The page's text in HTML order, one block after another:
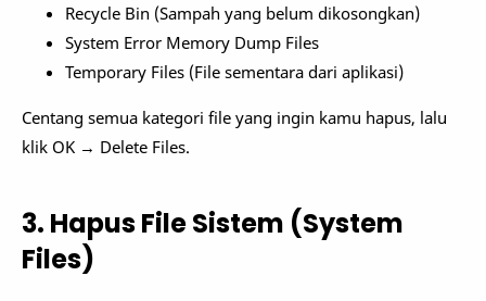
Recycle Bin (Sampah yang belum dikosongkan)
System Error Memory Dump Files
Temporary Files (File sementara dari aplikasi)
Centang semua kategori file yang ingin kamu hapus, lalu
klik OK → Delete Files.
3. Hapus File Sistem (System
Files)